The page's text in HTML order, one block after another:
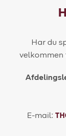
Har du
velkommen
E-mail: